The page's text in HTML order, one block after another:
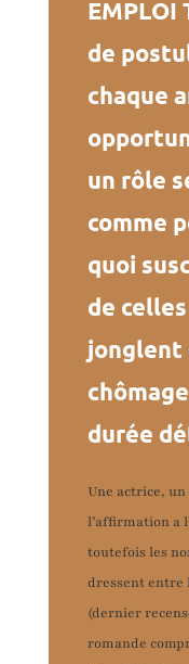
EMPLOI
de
chaque
un rôle
comme
quoi
de
jonglent
durée
Une actrice,
l’affirmation a
toutefois les
dressent entre
(dernier
romande